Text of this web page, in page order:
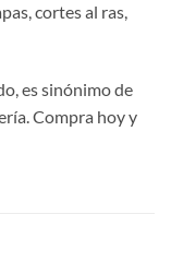
cortes al ras,
es sinónimo de
Compra hoy y